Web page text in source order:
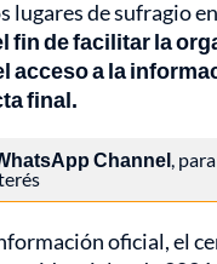
lugares de sufragio
fin de facilitar la
acceso a la
final.
Channel,
oficial, el